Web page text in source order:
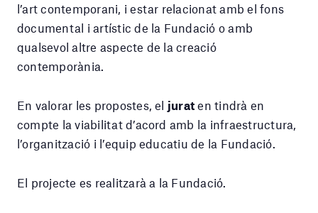
l’art contemporani, i estar relacionat amb el fons
documental i artístic de la Fundació o amb
qualsevol altre aspecte de la creació
contemporània.
En valorar les propostes, el jurat en tindrà en
compte la viabilitat d’acord amb la infraestructura,
l’organització i l’equip educatiu de la Fundació.
El projecte es realitzarà a la Fundació.